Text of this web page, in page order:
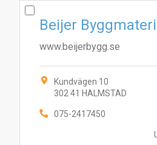
Beijer
www.beijerbygg.se
Kundvägen 10
302 41 HALMSTAD
075-2417450